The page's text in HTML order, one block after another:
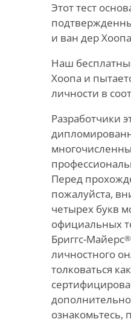
Этот тест
и ван дер
Наш
Хоопа и
личности в
Разработчики
Перед
пожалуйста,
четырех букв
официальных
Бриггс-Майерс®
личностного
толковаться
ознакомьтесь,